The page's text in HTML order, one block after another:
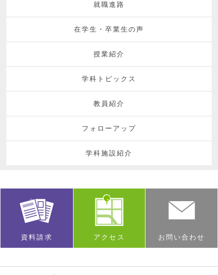
就職進路
在学生・卒業生の声
授業紹介
学科トピックス
教員紹介
フォローアップ
学科施設紹介
資料請求 アクセス お問い合わせ